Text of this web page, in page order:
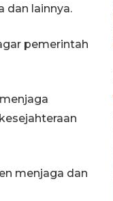
dan lainnya.
pemerintah
menjaga dan